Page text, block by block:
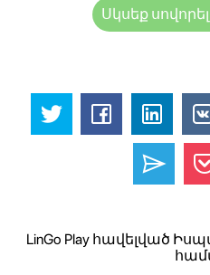
Սկսեք
LinGo Play հավելված